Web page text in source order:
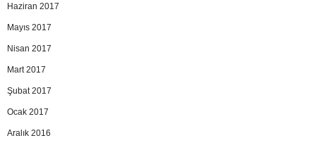
Haziran 2017
Mayıs 2017
Nisan 2017
Mart 2017
Şubat 2017
Ocak 2017
Aralık 2016